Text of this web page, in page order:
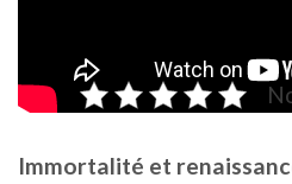
Immortalité et